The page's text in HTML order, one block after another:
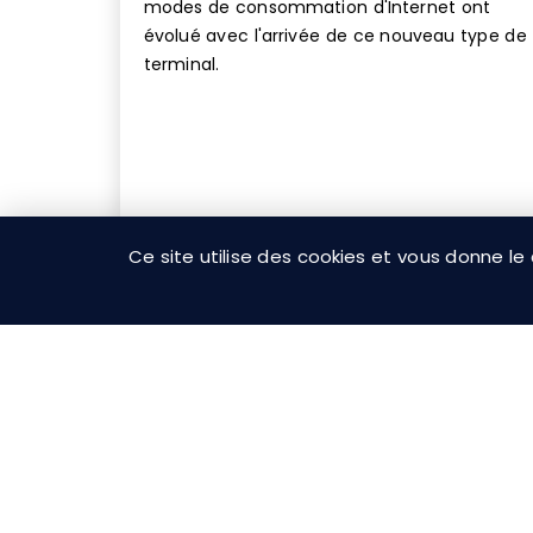
modes de consommation d'Internet ont
évolué avec l'arrivée de ce nouveau type de
terminal.
Design ?
Ce site utilise des cookies et vous donne